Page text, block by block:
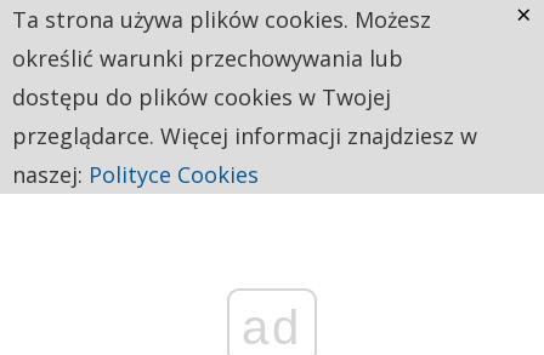
ad
Ta strona używa plików cookies. Możesz
określić warunki przechowywania lub
dostępu do plików cookies w Twojej
przeglądarce. Więcej informacji znajdziesz w
naszej: Polityce Cookies
×